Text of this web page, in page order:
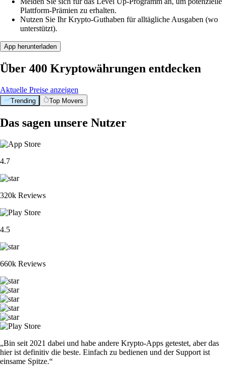
Plattform-Prämien zu erhalten.
Nutzen Sie Ihr Krypto-Guthaben für alltägliche Ausgaben (wo
unterstützt).
App herunterladen
Über 400 Kryptowährungen entdecken
Aktuelle Preise anzeigen
Trending Top Movers
Das sagen unsere Nutzer
4.7
320k Reviews
4.5
660k Reviews
„Bin seit 2021 dabei und habe andere Krypto-Apps getestet, aber das
hier ist definitiv die beste. Einfach zu bedienen und der Support ist
einsame Spitze.“